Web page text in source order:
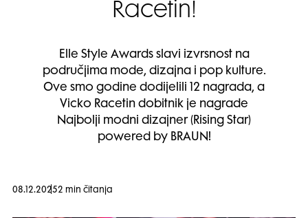
Racetin!
Elle Style Awards slavi izvrsnost na
područjima mode, dizajna i pop kulture.
Ove smo godine dodijelili 12 nagrada, a
Vicko Racetin dobitnik je nagrade
Najbolji modni dizajner (Rising Star)
powered by BRAUN!
08.12.20252 min čitanja